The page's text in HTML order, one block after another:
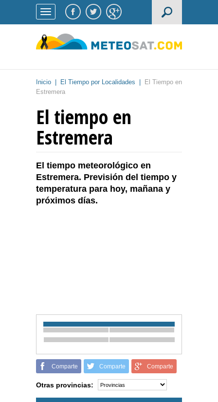
Inicio El Tiempo por Localidades
El Tiempo en
Estremera
El tiempo en
Estremera
El tiempo meteorológico en
Estremera. Previsión del tiempo y
temperatura para hoy, mañana y
próximos días.
Comparte Comparte Comparte
Otras provincias: